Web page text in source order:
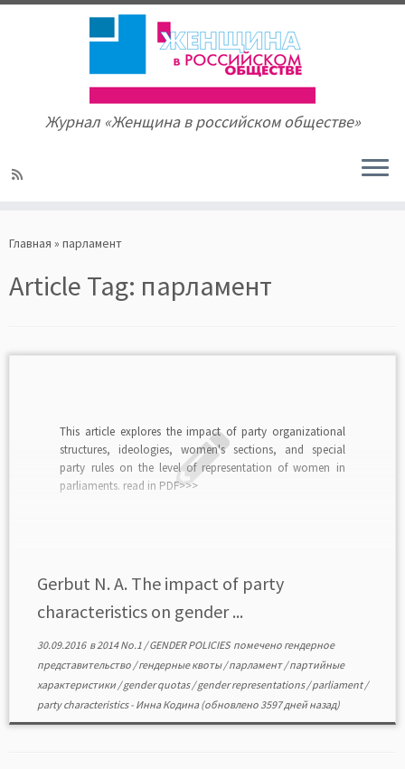
to
Журнал «Женщина в российском обществе»
Главная » парламент
Article Tag: парламент
This article explores the impact of party organizational
structures, ideologies, women's sections, and special
party rules on the level of representation of women in
parliaments. read in PDF>>>
Gerbut N. A. The impact of party
characteristics on gender ...
30.09.2016в2014 No.1 /GENDER POLICIES помечено гендерное
представительство /гендерные квоты/парламент/партийные
характеристики /gender quotas/gender representations/parliament/
party characteristics- Инна Кодина(обновлено 3597 дней назад)